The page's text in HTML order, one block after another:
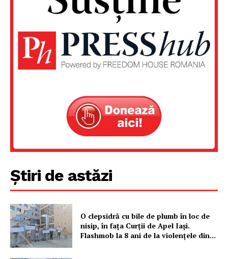
Un proiect
FREEDOM HOUSE ROMÂNIA
Știri de astăzi
O clepsidră cu bile de plumb în loc de
nisip, în fața Curții de Apel Iași.
Flashmob la 8 ani de la violențele din...